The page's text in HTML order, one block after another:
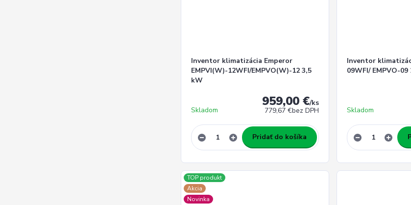
Inventor klimatizácia Emperor
EMPVI(W)-12WFI/EMPVO(W)-12 3,5
kW
959,00 €/ks
779,67 €bez DPH
Skladom
Pridať do košíka
Inventor
09WFI/ EMPVO-
Skladom
TOP produkt
Akcia
Novinka